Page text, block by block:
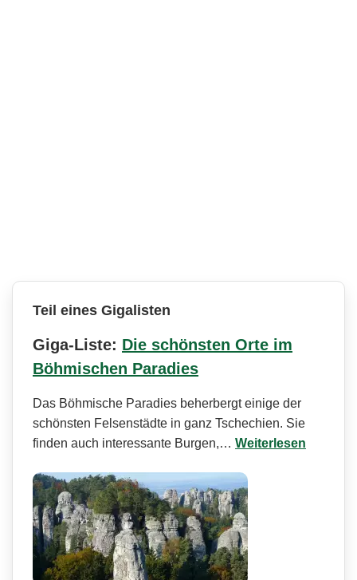
Teil eines Gigalisten
Giga-Liste: Die schönsten Orte im
Böhmischen Paradies
Das Böhmische Paradies beherbergt einige der
schönsten Felsenstädte in ganz Tschechien. Sie
finden auch interessante Burgen,… Weiterlesen